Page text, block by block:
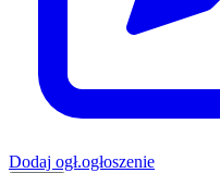
Dodaj ogł.ogłoszenie